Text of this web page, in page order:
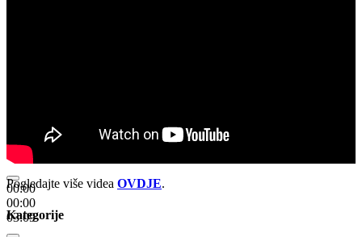
00:00
00:00
03:09
Pogledajte više videa OVDJE.
Kategorije